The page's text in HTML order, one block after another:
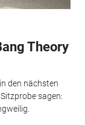
Theory
den nächsten
sagen: